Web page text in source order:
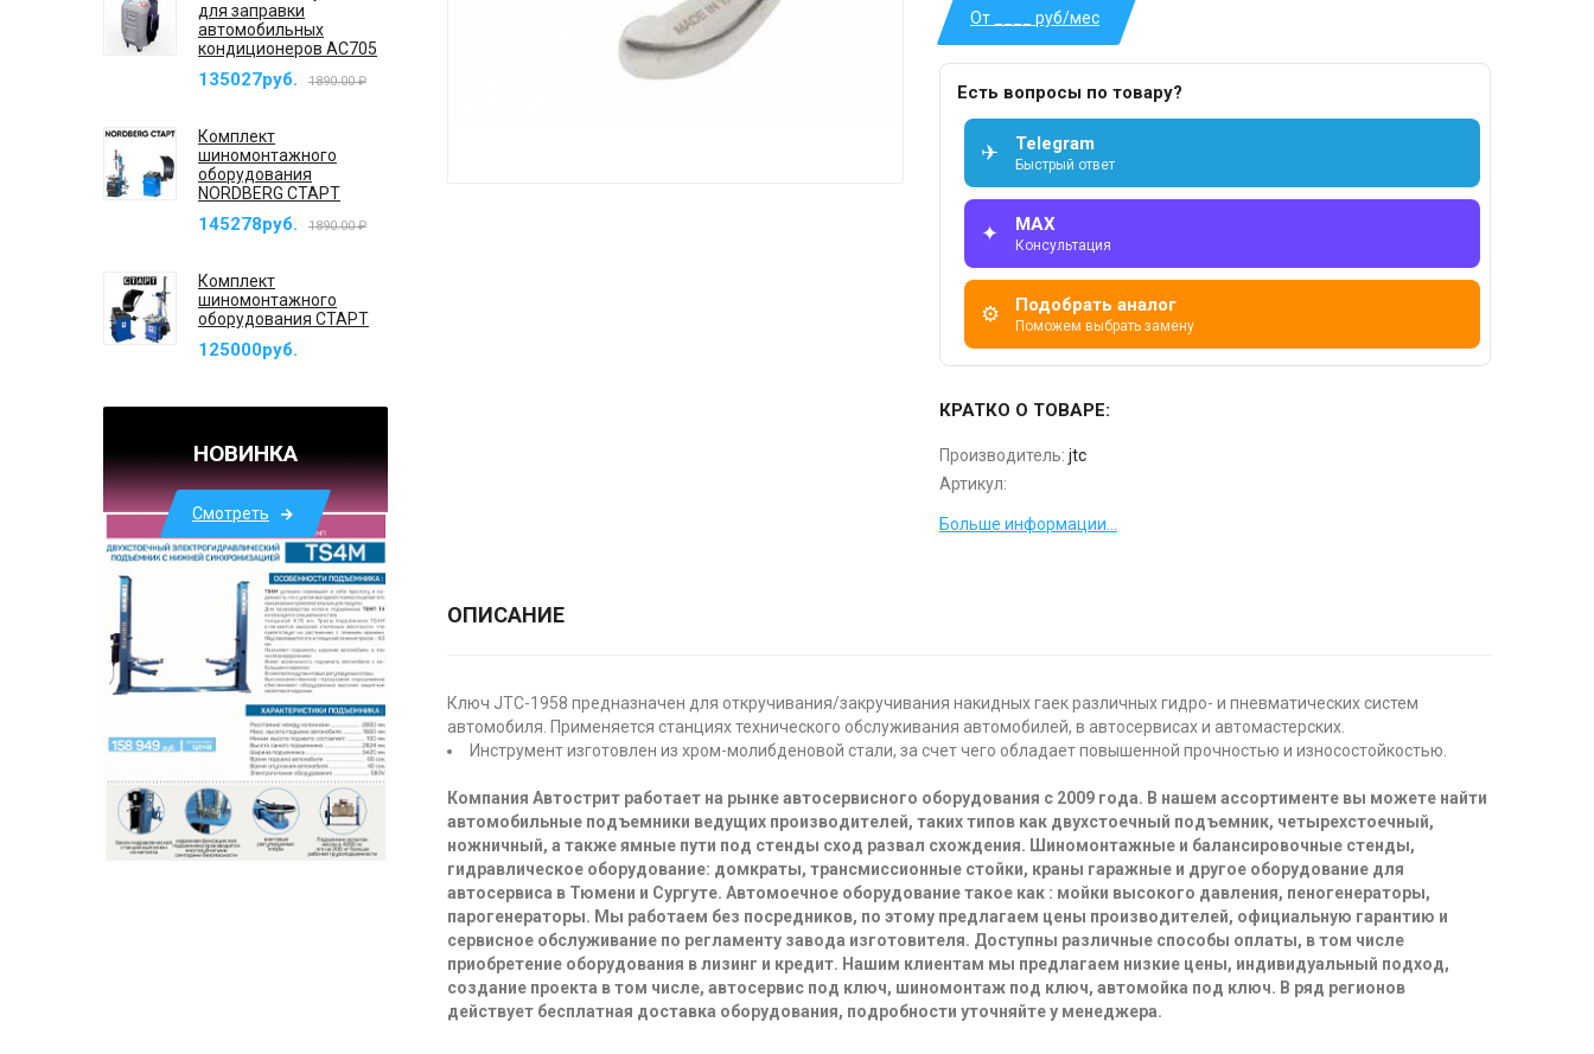
От ____ руб/мес
Есть вопросы по товару?
✈ Telegram
Быстрый ответ
✦ MAX
Консультация
⚙ Подобрать аналог
Поможем выбрать замену
КРАТКО О ТОВАРЕ:
Производитель: jtc
Артикул:
Больше информации...
ОПИСАНИЕ
Ключ JTC-1958 предназначен для откручивания/закручивания накидных гаек различных гидро- и пневматических систем
автомобиля. Применяется станциях технического обслуживания автомобилей, в автосервисах и автомастерских.
Инструмент изготовлен из хром-молибденовой стали, за счет чего обладает повышенной прочностью и износостойкостью.
Компания Автострит работает на рынке автосервисного оборудования с 2009 года. В нашем ассортименте вы можете найти
автомобильные подъемники ведущих производителей, таких типов как двухстоечный подъемник, четырехстоечный,
ножничный, а также ямные пути под стенды сход развал схождения. Шиномонтажные и балансировочные стенды,
гидравлическое оборудование: домкраты, трансмиссионные стойки, краны гаражные и другое оборудование для
автосервиса в Тюмени и Сургуте. Автомоечное оборудование такое как : мойки высокого давления, пеногенераторы,
парогенераторы. Мы работаем без посредников, по этому предлагаем цены производителей, официальную гарантию и
сервисное обслуживание по регламенту завода изготовителя. Доступны различные способы оплаты, в том числе
приобретение оборудования в лизинг и кредит. Нашим клиентам мы предлагаем низкие цены, индивидуальный подход,
создание проекта в том числе, автосервис под ключ, шиномонтаж под ключ, автомойка под ключ. В ряд регионов
действует бесплатная доставка оборудования, подробности уточняйте у менеджера.
для заправки
автомобильных
кондиционеров AC705
135027руб. 1890.00 ₽
Комплект
шиномонтажного
оборудования
NORDBERG СТАРТ
145278руб. 1890.00 ₽
Комплект
шиномонтажного
оборудования СТАРТ
125000руб.
НОВИНКА
Смотреть